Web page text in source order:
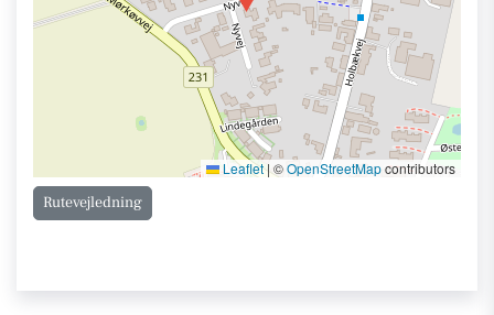
Leaflet |©OpenStreetMapcontributors
Rutevejledning